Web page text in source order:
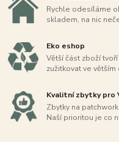
Rychle odesíláme
skladem, na nic
Eko eshop
Větší část zboží
zužitkovat ve
Kvalitní zbytky pro
Zbytky na
Naší prioritou je co